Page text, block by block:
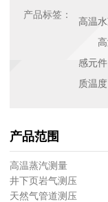
产品标签：
高温
高温
感元
质温
产品范围
高温蒸汽
井下页岩气
天然气管道